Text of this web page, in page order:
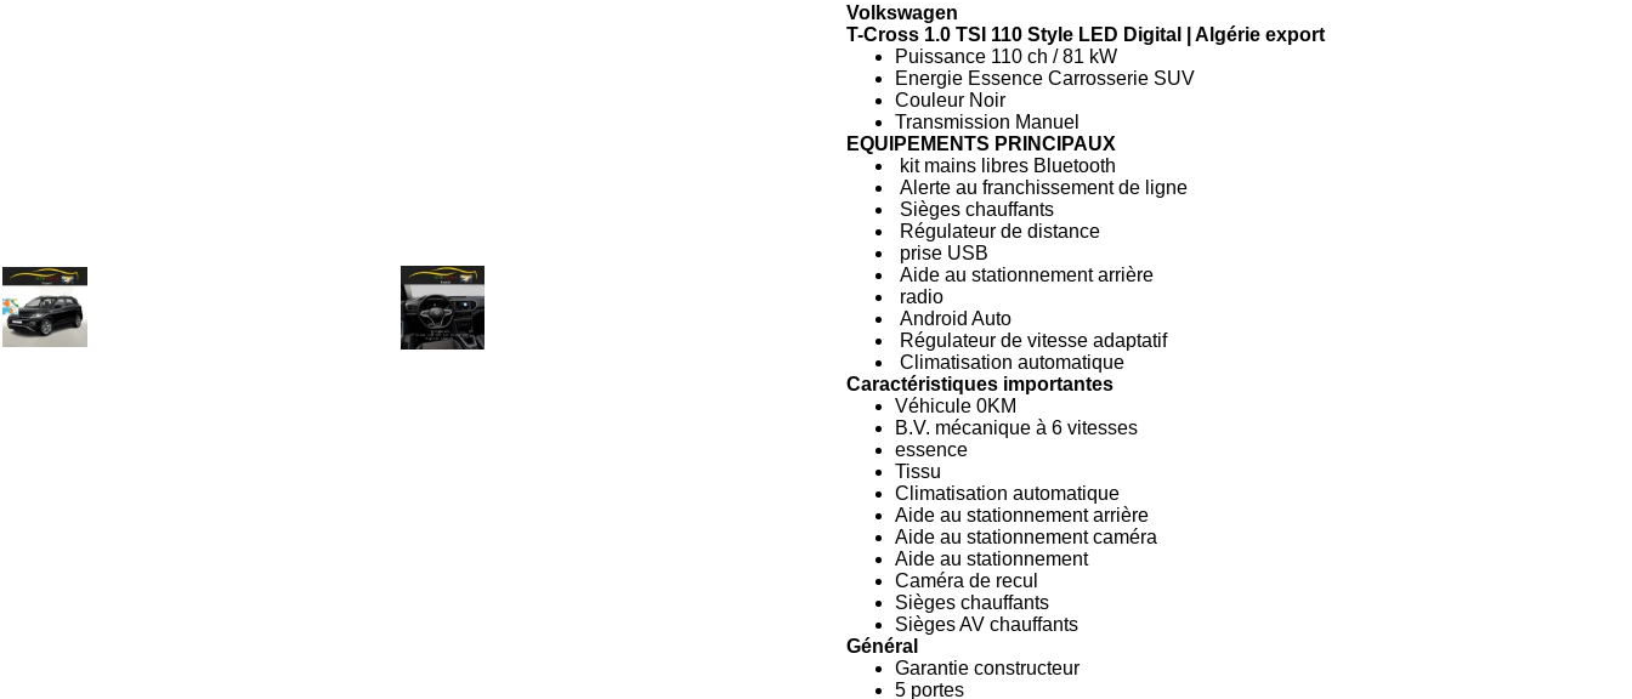
Volkswagen
T-Cross 1.0 TSI 110 Style LED Digital | Algérie export
Puissance 110 ch / 81 kW
Energie Essence Carrosserie SUV
Couleur Noir
Transmission Manuel
EQUIPEMENTS PRINCIPAUX
kit mains libres Bluetooth
Alerte au franchissement de ligne
Sièges chauffants
Régulateur de distance
prise USB
Aide au stationnement arrière
radio
Android Auto
Régulateur de vitesse adaptatif
Climatisation automatique
Caractéristiques importantes
Véhicule 0KM
B.V. mécanique à 6 vitesses
essence
Tissu
Climatisation automatique
Aide au stationnement arrière
Aide au stationnement caméra
Aide au stationnement
Caméra de recul
Sièges chauffants
Sièges AV chauffants
Général
Garantie constructeur
5 portes